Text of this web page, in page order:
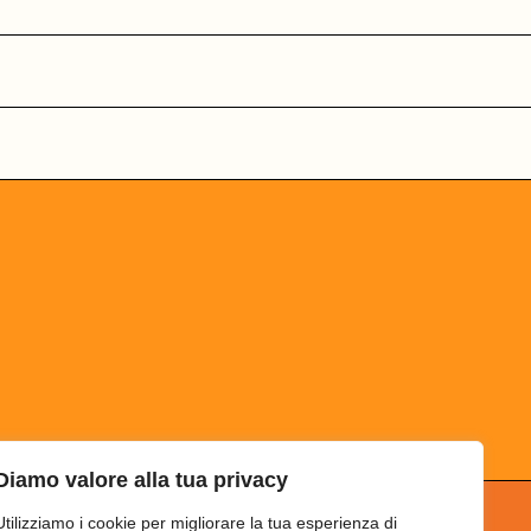
valore alla tua privacy
i cookie per migliorare la tua esperienza di